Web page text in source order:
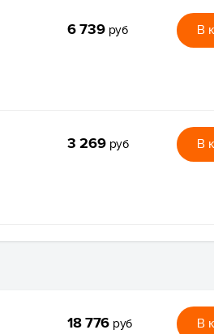
6 739 руб В
3 269 руб В
18 776 руб В